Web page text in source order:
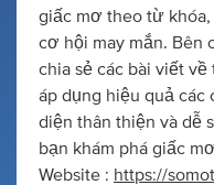
giấc mơ theo từ
cơ hội may mắn. Bên
chia sẻ các bài viết
áp dụng hiệu quả các
diện thân thiện và dễ
bạn khám phá giấc
Website : https://